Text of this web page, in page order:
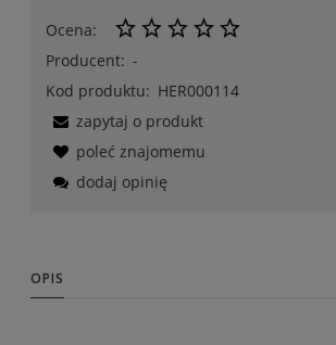
Ocena:
Producent: -
Kod produktu: HER000114
zapytaj o produkt
poleć znajomemu
dodaj opinię
OPIS